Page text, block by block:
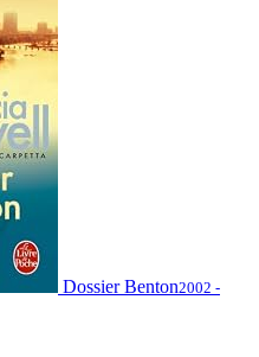
Dossier Benton2002 -